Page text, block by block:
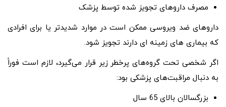
مصرف داروهای تجویز شده توسط پزشک
داروهای ضد ویروسی ممکن است در موارد شدیدتر یا برای افرادی
که بیماری های زمینه ای دارند تجویز شود.
اگر شخصی تحت گروه‌های پرخطر زیر قرار می‌گیرد، لازم است فوراً
به دنبال مراقبت‌های پزشکی بود:
بزرگسالان بالای 65 سال